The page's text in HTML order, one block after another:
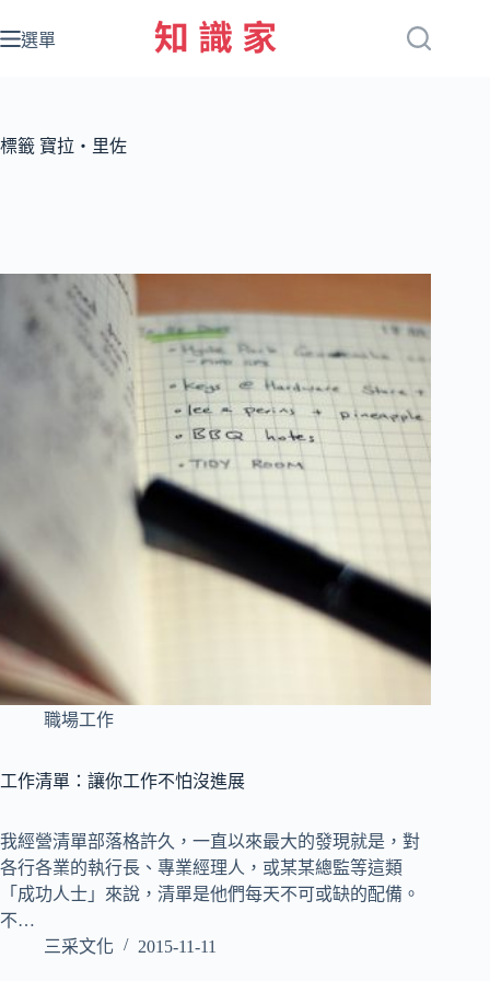
至
容
選單
標籤 寶拉‧里佐
職場工作
工作清單：讓你工作不怕沒進展
我經營清單部落格許久，一直以來最大的發現就是，對
各行各業的執行長、專業經理人，或某某總監等這類
「成功人士」來說，清單是他們每天不可或缺的配備。
不…
三采文化
2015-11-11